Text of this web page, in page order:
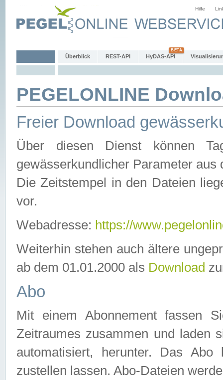
Hilfe
Überblick REST-API HyDAS-API
PEGELONLINE
Freier Download
Über diesen Dienst können
gewässerkundlicher Parameter aus
Die Zeitstempel in den Dateien
vor.
Webadresse: https://
Weiterhin stehen auch ältere
ab dem 01.01.2000 als Download
Abo
Mit einem Abonnement fassen
Zeitraumes zusammen und laden
automatisiert, herunter. Das
zustellen lassen. Abo-Dateien